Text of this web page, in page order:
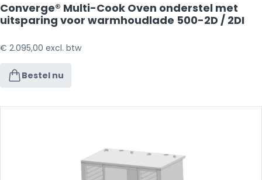
Converge® Multi-Cook Oven onderstel met
uitsparing voor warmhoudlade 500-2D / 2DI
€ 2.095,00 excl. btw
Bestel nu